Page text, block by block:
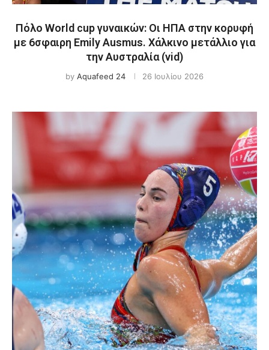
Πόλο World cup γυναικών: Οι ΗΠΑ στην κορυφή
με 6σφαιρη Emily Ausmus. Χάλκινο μετάλλιο για
την Αυστραλία (vid)
by Aquafeed 24 26 Ιουλίου 2026